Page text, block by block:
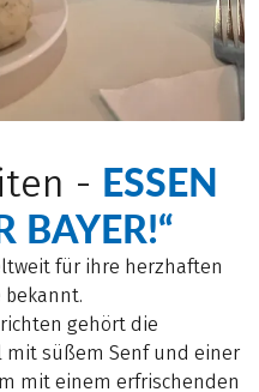
- ESSEN
BAYER!“
für ihre herzhaften
gehört die
süßem Senf und einer
mit einem erfrischenden